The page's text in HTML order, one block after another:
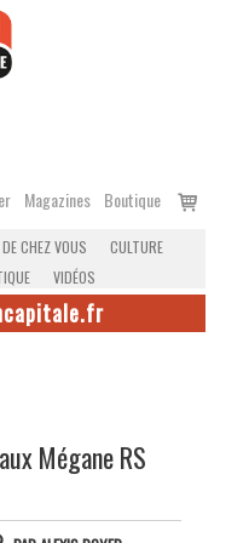
Magazines Boutique
Voir
CHEZ VOUS
CULTURE
VIDÉOS
Mégane RS